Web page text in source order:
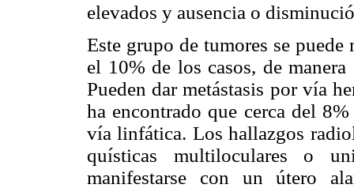
elevados y ausencia o
Este grupo de tumores se
el 10% de los casos, de
Pueden dar metástasis por vía
ha encontrado que cerca del
vía linfática. Los hallazgos
quísticas multiloculares o
manifestarse con un útero